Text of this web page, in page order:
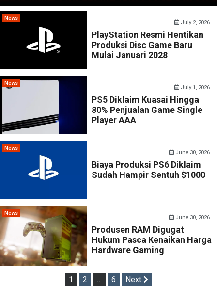
News
July 2, 2026
PlayStation Resmi Hentikan
Produksi Disc Game Baru
Mulai Januari 2028
News
July 1, 2026
PS5 Diklaim Kuasai Hingga
80% Penjualan Game Single
Player AAA
News
June 30, 2026
Biaya Produksi PS6 Diklaim
Sudah Hampir Sentuh $1000
News
June 30, 2026
Produsen RAM Digugat
Hukum Pasca Kenaikan Harga
Hardware Gaming
Posts
1 2 … 6 Next